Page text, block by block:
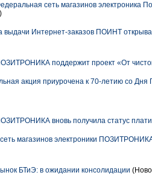
сеть магазинов электроника
выдачи Интернет-заказов ПОИНТ
поддержит проект «От
акция приурочена к 70-летию со
вновь получила статус
магазинов электроники
БТиЭ: в ожидании консолидации